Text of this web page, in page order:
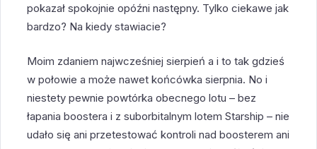
pokazał spokojnie opóźni następny. Tylko ciekawe jak
bardzo? Na kiedy stawiacie?
Moim zdaniem najwcześniej sierpień a i to tak gdzieś
w połowie a może nawet końcówka sierpnia. No i
niestety pewnie powtórka obecnego lotu – bez
łapania boostera i z suborbitalnym lotem Starship – nie
udało się ani przetestować kontroli nad boosterem ani